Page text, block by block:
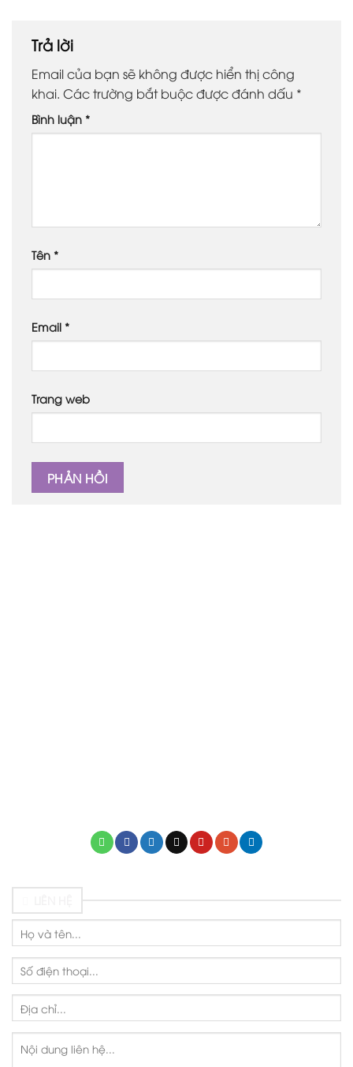
Trả lời
Email của bạn sẽ không được hiển thị công
khai. Các trường bắt buộc được đánh dấu *
Bình luận *
Tên *
Email *
Trang web